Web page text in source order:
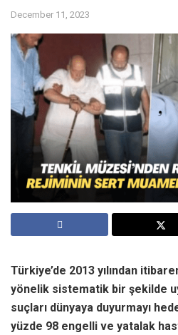
December 11, 2023
Türkiye’de 2013 yılından
yönelik sistematik bir şekilde
suçları dünyaya duyurmayı
yüzde 98 engelli ve yatalak